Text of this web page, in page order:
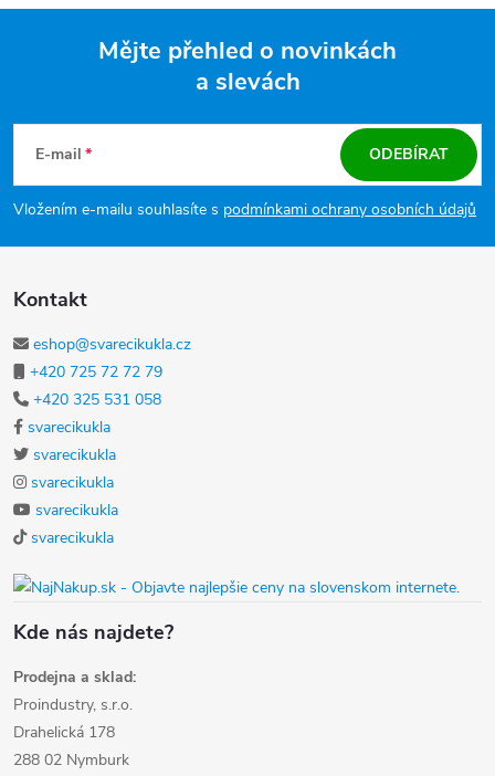
Mějte přehled o novinkách
a slevách
E-mail
Vložením e-mailu souhlasíte s podmínkami ochrany osobních údajů
ODEBÍRAT
Kontakt
eshop@svarecikukla.cz
+420 725 72 72 79
+420 325 531 058
svarecikukla
svarecikukla
svarecikukla
svarecikukla
svarecikukla
Kde nás najdete?
Prodejna a sklad:
Proindustry, s.r.o.
Drahelická 178
288 02 Nymburk